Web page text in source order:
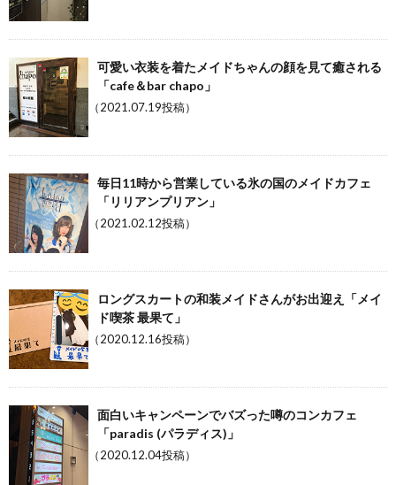
可愛い衣装を着たメイドちゃんの顔を見て癒される
「cafe＆bar chapo」
（2021.07.19投稿）
毎日11時から営業している氷の国のメイドカフェ
「リリアンプリアン」
（2021.02.12投稿）
ロングスカートの和装メイドさんがお出迎え「メイ
ド喫茶 最果て」
（2020.12.16投稿）
面白いキャンペーンでバズった噂のコンカフェ
「paradis (パラディス)」
（2020.12.04投稿）